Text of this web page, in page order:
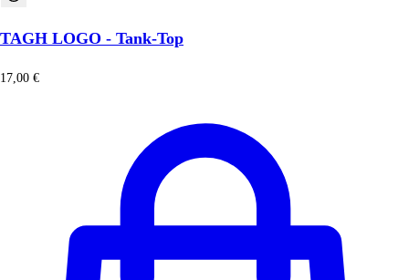
TAGH LOGO - Tank-Top
17,00 €